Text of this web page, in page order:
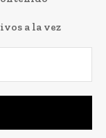
a la vez